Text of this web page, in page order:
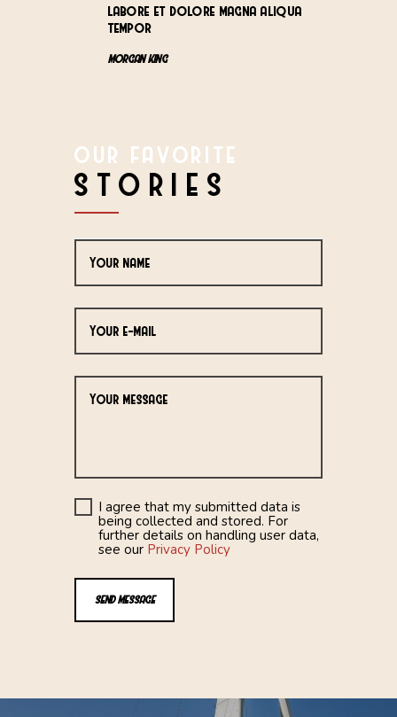
labore et dolore magna aliqua
tempor
MORGAN KING
OUR FAVORITE
STORIES
I agree that my submitted data is
being collected and stored. For
further details on handling user data,
see our Privacy Policy
SEND MESSAGE